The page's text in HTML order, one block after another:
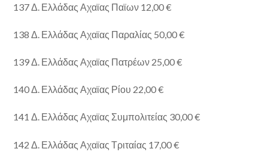
137 Δ. Ελλάδας Αχαϊας Παϊων 12,00 €
138 Δ. Ελλάδας Αχαϊας Παραλίας 50,00 €
139 Δ. Ελλάδας Αχαϊας Πατρέων 25,00 €
140 Δ. Ελλάδας Αχαϊας Ρίου 22,00 €
141 Δ. Ελλάδας Αχαϊας Συμπολιτείας 30,00 €
142 Δ. Ελλάδας Αχαϊας Τριταίας 17,00 €